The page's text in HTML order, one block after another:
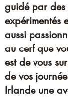
guidé par des
expérimentés
aussi
au cerf que
est de vous
de vos
Irlande une